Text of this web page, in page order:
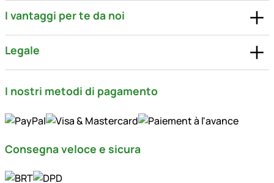
I vantaggi per te da noi
Legale
I nostri metodi di pagamento
Consegna veloce e sicura